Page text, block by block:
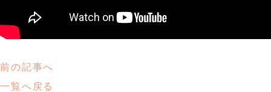
前の記事へ
一覧へ戻る